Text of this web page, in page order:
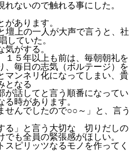
ないので触れる事にした。
あります。
壇上の一人が大声で言うと、社
していた。
がする。
５年以上も前は、毎朝朝礼を
、毎日の志気（ボルテージ）を
マンネリ化になってしまい、貴
となる
話してと言う順番になってい
時があります。
んでしたので○○～」と、言う
る」と言う大切な 切りだしの
も全員の緊張感がほしい。
ピリッツなるモノを作ってく